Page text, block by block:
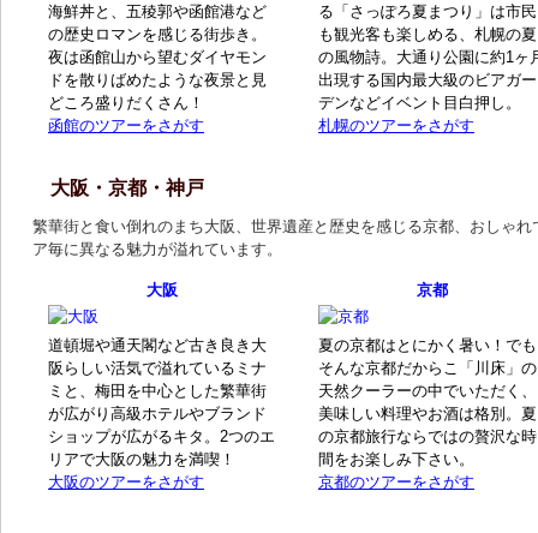
海鮮丼と、五稜郭や函館港など
の歴史ロマンを感じる街歩き。
夜は函館山から望むダイヤモン
ドを散りばめたような夜景と見
どころ盛りだくさん！
函館のツアーをさがす
る「さっぽろ夏まつり」は市民
も観光客も楽しめる、札幌の夏
の風物詩。大通り公園に約1ヶ
出現する国内最大級のビアガー
デンなどイベント目白押し。
札幌のツアーをさがす
大阪・京都・神戸
繁華街と食い倒れのまち大阪、世界遺産と歴史を感じる京都、おしゃ
ア毎に異なる魅力が溢れています。
大阪
道頓堀や通天閣など古き良き大
阪らしい活気で溢れているミナ
ミと、梅田を中心とした繁華街
が広がり高級ホテルやブランド
ショップが広がるキタ。2つのエ
リアで大阪の魅力を満喫！
大阪のツアーをさがす
京都
夏の京都はとにかく暑い！でも
そんな京都だからこ「川床」の
天然クーラーの中でいただく、
美味しい料理やお酒は格別。夏
の京都旅行ならではの贅沢な時
間をお楽しみ下さい。
京都のツアーをさがす